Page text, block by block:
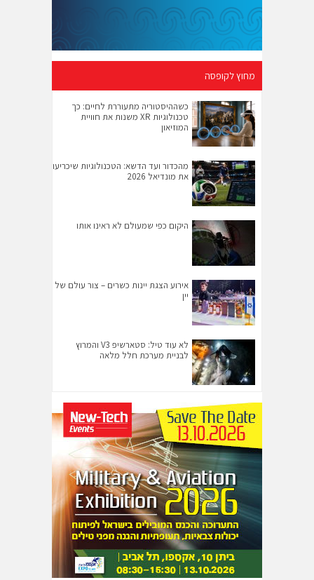
מחוץ לקופסה
כשההיסטוריה מתעוררת לחיים: כך
טכנולוגיות XR משנות את חוויית
המוזיאון
מהכדור ועד הדשא: הטכנולוגיות שיכריעו
את מונדיאל 2026
היקום כפי שמעולם לא ראינו אותו
אירוע הצגת יינות כשרים – צור עולם של
יין
לא עוד טיל: סטארשיפ V3 והמרוץ
לבניית מערכת חלל מלאה